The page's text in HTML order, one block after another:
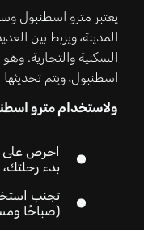
يعتبر مترو اسطنبول
المدينة، ويربط بين
السكنية والتجارية.
اسطنبول، ويتم تحديثها
ولاستخدام مترو
احرص على
بدء
تجنب
(صباحًا